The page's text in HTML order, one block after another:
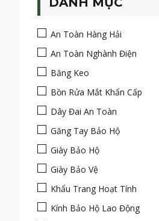
An Toàn Hàng Hải
An Toàn Nghành Điện
Băng Keo
Bồn Rửa Mắt Khẩn Cấp
Dây Đai An Toàn
Găng Tay Bảo Hộ
Giày Bảo Hộ
Giày Bảo Vệ
Khẩu Trang Hoạt Tính
Kính Bảo Hộ Lao Động